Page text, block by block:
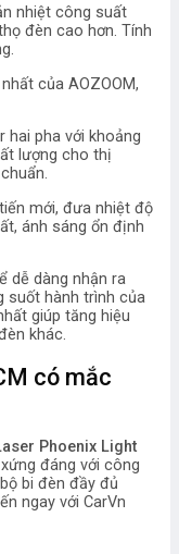
nhiệt công suất
đèn cao hơn. Tính
của AOZOOM,
hai pha với khoảng
lượng cho thị
mới, đưa nhiệt độ
ánh sáng ổn định
dễ dàng nhận ra
suốt hành trình của
giúp tăng hiệu
khác.
có mắc
Phoenix Light
đáng với công
bi đèn đầy đủ
ngay với CarVn